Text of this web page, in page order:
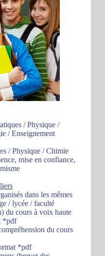
/ Physique /
/ Enseignement
/ Physique / Chimie
mise en confiance,
dans les mêmes
/ lycée / faculté
du cours à voix haute
*pdf
du cours
*pdf